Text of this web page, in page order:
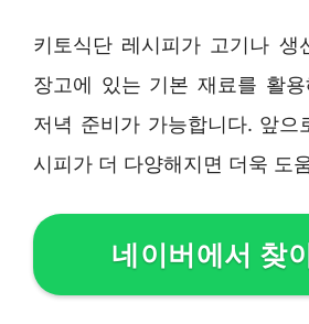
키토식단 레시피가 고기나 생
장고에 있는 기본 재료를 활
저녁 준비가 가능합니다. 앞으
시피가 더 다양해지면 더욱 도
네이버에서 찾